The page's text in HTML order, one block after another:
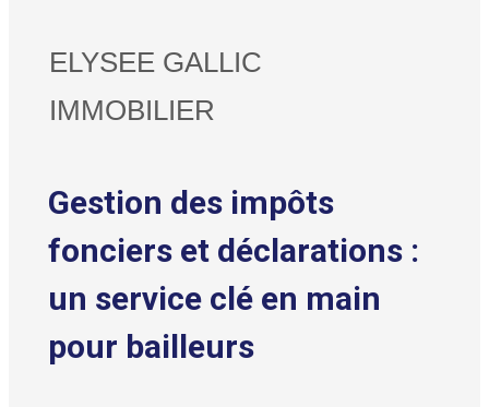
ELYSEE GALLIC
IMMOBILIER
Gestion des impôts
fonciers et déclarations :
un service clé en main
pour bailleurs